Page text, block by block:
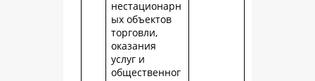
нестационарн
ых объектов
торговли,
оказания
услуг и
общественног